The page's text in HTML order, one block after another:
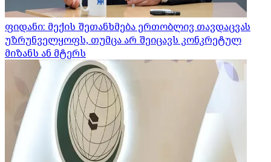
ფიდანი: მექის შეთანხმება ერთობლივ თავდაცვას
უზრუნველყოფს, თუმცა არ შეიცავს კონკრეტულ
მიზანს ან მტერს